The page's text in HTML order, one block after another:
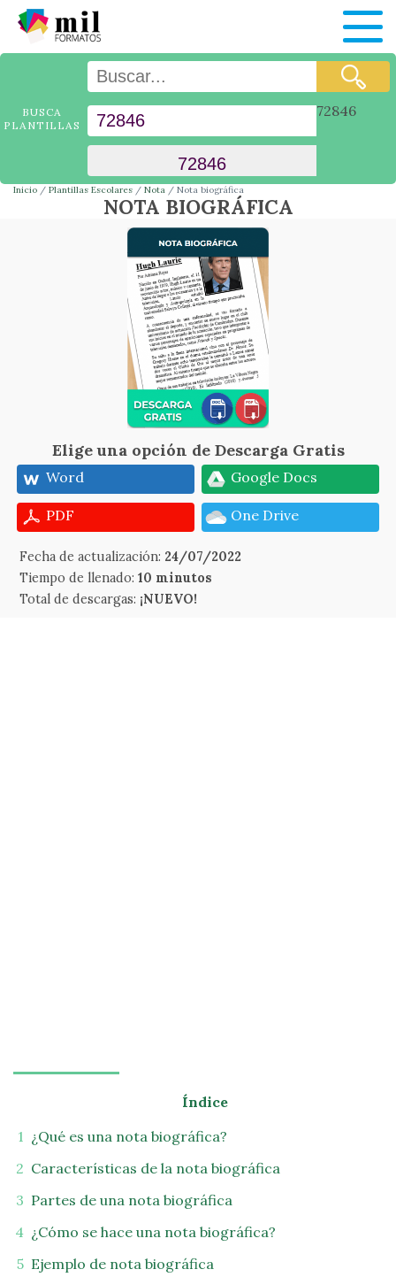
BUSCA
PLANTILLAS
72846
Inicio Plantillas Escolares Nota Nota biográfica
NOTA BIOGRÁFICA
Elige una opción de Descarga Gratis
Word Google Docs
PDF One Drive
Fecha de actualización: 24/07/2022
Tiempo de llenado:10 minutos
Total de descargas: ¡NUEVO!
Índice
¿Qué es una nota biográfica?
Características de la nota biográfica
Partes de una nota biográfica
¿Cómo se hace una nota biográfica?
Ejemplo de nota biográfica